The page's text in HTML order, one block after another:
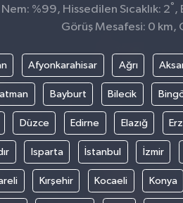
Nem: %99, Hissedilen Sıcaklık: 2° ,
Görüş Mesafesi: 0 km,
Afyonkarahisar Ağrı
Bayburt Bilecik
Düzce Edirne Elazığ
Isparta İstanbul İzmir
Kırşehir Kocaeli Konya